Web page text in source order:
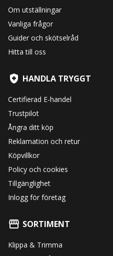
Om utställningar
Vanliga frågor
Guider och skötselråd
Hitta till oss
HANDLA TRYGGT
Certifierad E-handel
Trustpilot
Ångra ditt köp
Reklamation och retur
Köpvillkor
Policy och cookies
Tillgänglighet
Inlogg för företag
SORTIMENT
Klippa & Trimma